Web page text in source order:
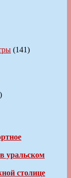
(141)
уральском
столице